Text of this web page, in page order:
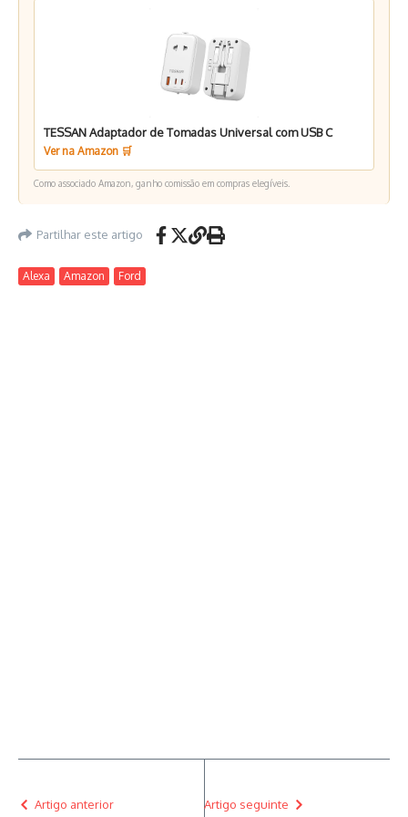
TESSAN Adaptador de Tomadas Universal com USB C
Ver na Amazon 🛒
Como associado Amazon, ganho comissão em compras elegíveis.
Partilhar este artigo
Alexa Amazon Ford
Artigo anterior Artigo seguinte